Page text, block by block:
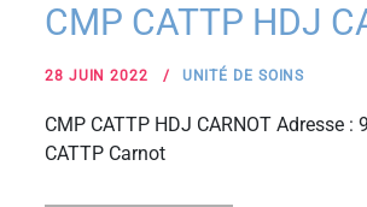
CMP CATTP HDJ
28 JUIN 2022 UNITÉ DE SOINS
CMP CATTP HDJ CARNOT Adresse
CATTP Carnot